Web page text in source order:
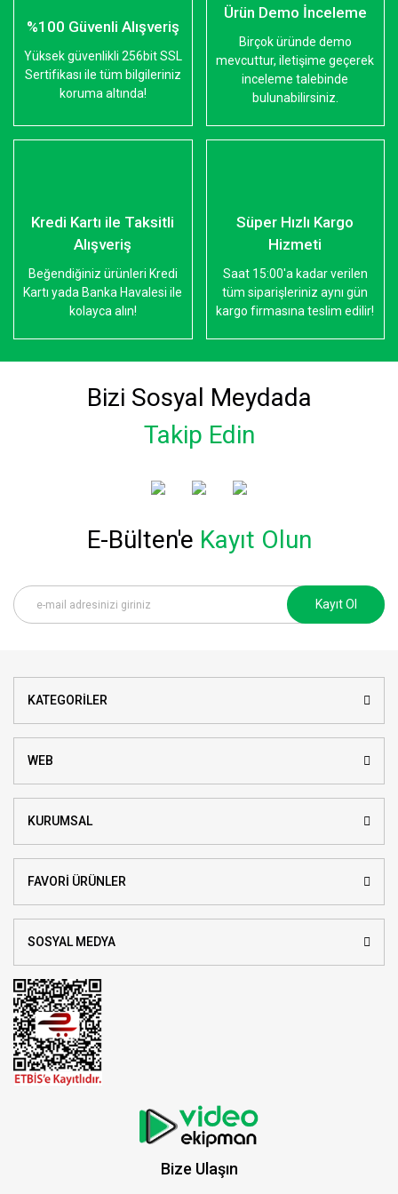
%100 Güvenli Alışveriş
Yüksek güvenlikli 256bit SSL
Sertifikası ile tüm bilgileriniz
koruma altında!
Ürün Demo İnceleme
Birçok üründe demo
mevcuttur, iletişime geçerek
inceleme talebinde
bulunabilirsiniz.
Kredi Kartı ile Taksitli
Alışveriş
Beğendiğiniz ürünleri Kredi
Kartı yada Banka Havalesi ile
kolayca alın!
Süper Hızlı Kargo
Hizmeti
Saat 15:00'a kadar verilen
tüm siparişleriniz aynı gün
kargo firmasına teslim edilir!
Bizi Sosyal Meydada
Takip Edin
E-Bülten'e Kayıt Olun
Kayıt Ol
KATEGORİLER
WEB
KURUMSAL
FAVORİ ÜRÜNLER
SOSYAL MEDYA
Bize Ulaşın